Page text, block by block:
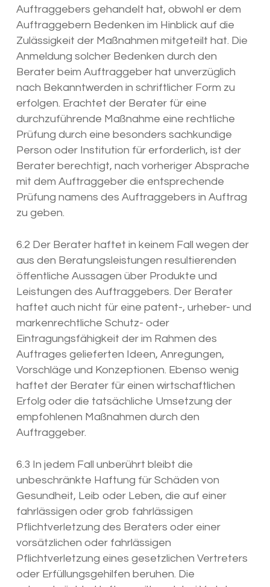
Auftraggebers gehandelt hat, obwohl er dem
Auftraggebern Bedenken im Hinblick auf die
Zulässigkeit der Maßnahmen mitgeteilt hat. Die
Anmeldung solcher Bedenken durch den
Berater beim Auftraggeber hat unverzüglich
nach Bekanntwerden in schriftlicher Form zu
erfolgen. Erachtet der Berater für eine
durchzuführende Maßnahme eine rechtliche
Prüfung durch eine besonders sachkundige
Person oder Institution für erforderlich, ist der
Berater berechtigt, nach vorheriger Absprache
mit dem Auftraggeber die entsprechende
Prüfung namens des Auftraggebers in Auftrag
zu geben.
6.2 Der Berater haftet in keinem Fall wegen der
aus den Beratungsleistungen resultierenden
öffentliche Aussagen über Produkte und
Leistungen des Auftraggebers. Der Berater
haftet auch nicht für eine patent-, urheber- und
markenrechtliche Schutz- oder
Eintragungsfähigkeit der im Rahmen des
Auftrages gelieferten Ideen, Anregungen,
Vorschläge und Konzeptionen. Ebenso wenig
haftet der Berater für einen wirtschaftlichen
Erfolg oder die tatsächliche Umsetzung der
empfohlenen Maßnahmen durch den
Auftraggeber.
6.3 In jedem Fall unberührt bleibt die
unbeschränkte Haftung für Schäden von
Gesundheit, Leib oder Leben, die auf einer
fahrlässigen oder grob fahrlässigen
Pflichtverletzung des Beraters oder einer
vorsätzlichen oder fahrlässigen
Pflichtverletzung eines gesetzlichen Vertreters
oder Erfüllungsgehilfen beruhen. Die